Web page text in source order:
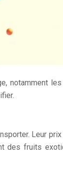
notamment
Leur
des fruits